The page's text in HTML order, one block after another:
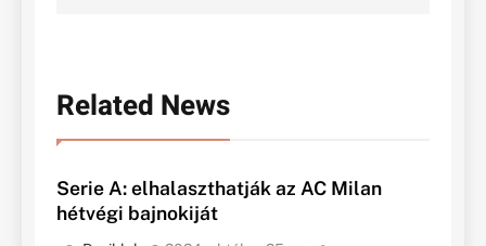
Related News
Serie A: elhalaszthatják az AC Milan
hétvégi bajnokiját